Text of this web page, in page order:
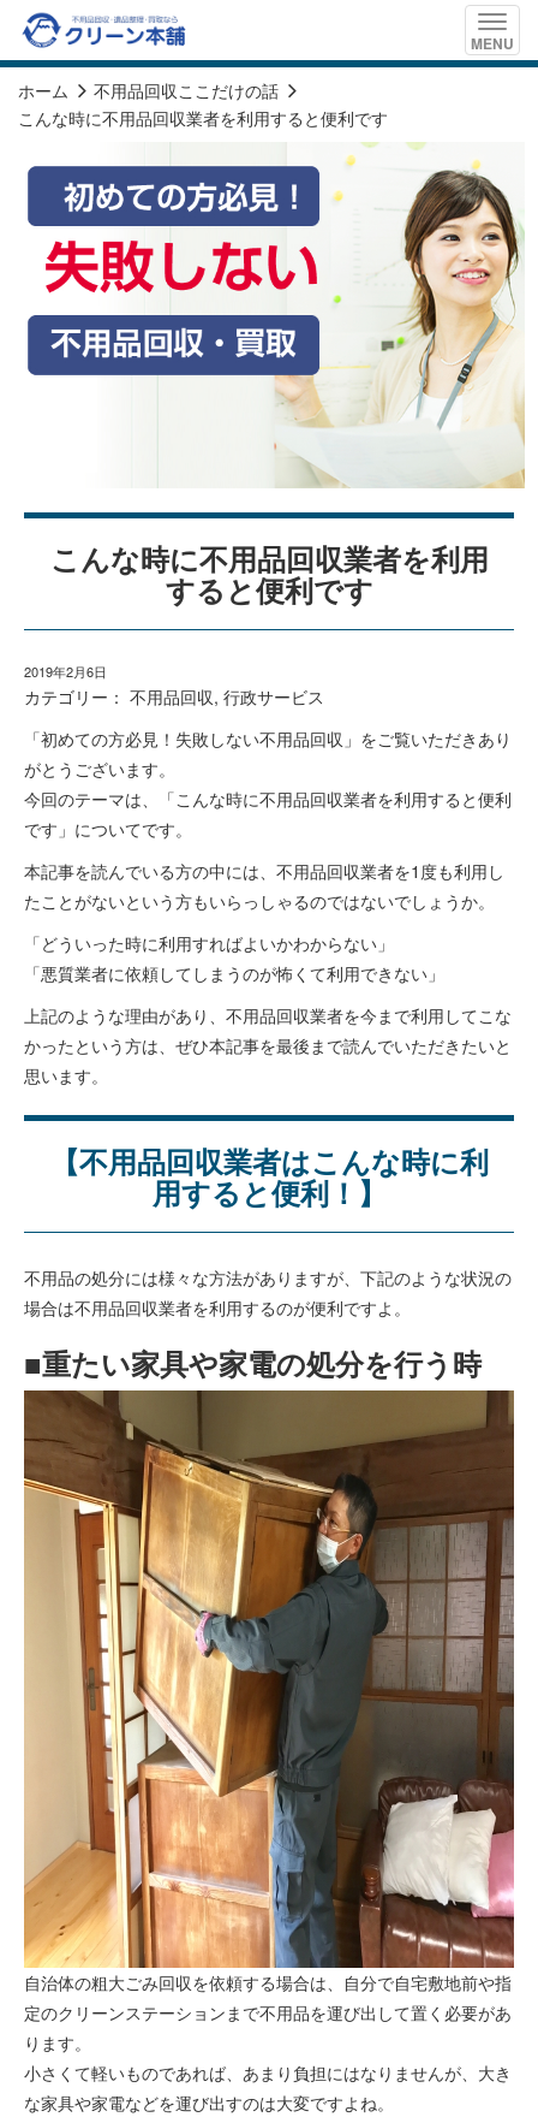
Toggle
MENU
ホーム
不用品回収ここだけの話
こんな時に不用品回収業者を利用すると便利です
こんな時に不用品回収業者を利用
すると便利です
2019年2月6日
カテゴリー：不用品回収,行政サービス
「初めての方必見！失敗しない不用品回収」をご覧いただきあり
がとうございます。
今回のテーマは、「こんな時に不用品回収業者を利用すると便利
です」についてです。
本記事を読んでいる方の中には、不用品回収業者を1度も利用し
たことがないという方もいらっしゃるのではないでしょうか。
「どういった時に利用すればよいかわからない」
「悪質業者に依頼してしまうのが怖くて利用できない」
上記のような理由があり、不用品回収業者を今まで利用してこな
かったという方は、ぜひ本記事を最後まで読んでいただきたいと
思います。
【不用品回収業者はこんな時に利
用すると便利！】
不用品の処分には様々な方法がありますが、下記のような状況の
場合は不用品回収業者を利用するのが便利ですよ。
■重たい家具や家電の処分を行う時
自治体の粗大ごみ回収を依頼する場合は、自分で自宅敷地前や指
定のクリーンステーションまで不用品を運び出して置く必要があ
ります。
小さくて軽いものであれば、あまり負担にはなりませんが、大き
な家具や家電などを運び出すのは大変ですよね。